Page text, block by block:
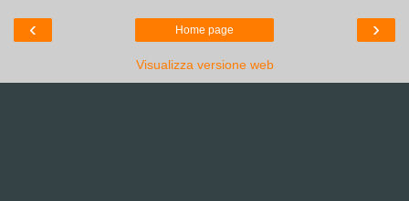
‹ ›
Home page
Visualizza versione web